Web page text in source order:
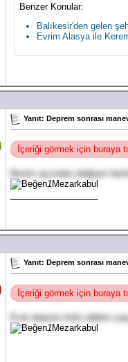
Benzer Konular:
Balıkesir'den gelen
Evrim Alasya ile
Yanıt: Deprem sonrası
İçeriği görmek için buraya
Benim açımdan değişen
1 Mezarkabul
Yanıt: Deprem sonrası
İçeriği görmek için buraya
Evet deprem kötü rabbim
1 Mezarkabul